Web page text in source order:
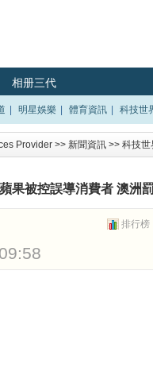
相册三代
明星娛樂 體育資訊 科技世
Provider >> 新聞資訊 >> 科技世
蘋果被控誤導消費者 澳洲
排行榜